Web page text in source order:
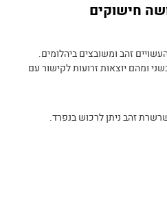
חישוקים
זהב ומשובצים ביהלומים.
ומהם יוצאות זרועות לקישור עם
זהב ניתן לרכוש בנפרד.